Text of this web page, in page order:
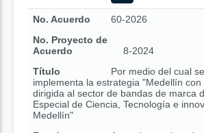
No. Acuerdo
60-2026
No. Proyecto de
Acuerdo
8-2024
Título
Por medio del cual
implementa la estrategia "Medellín con
dirigida al sector de bandas de marca
Especial de Ciencia, Tecnología e
Medellín"